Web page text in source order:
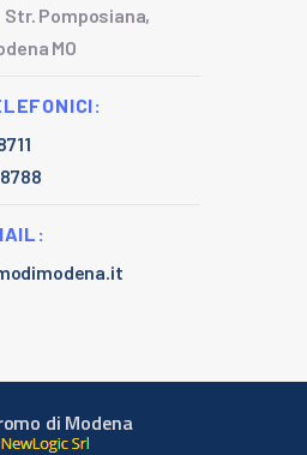
Str. Pomposiana,
MO
di Modena